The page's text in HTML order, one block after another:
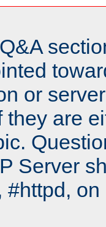
or
they are
Server
#httpd,